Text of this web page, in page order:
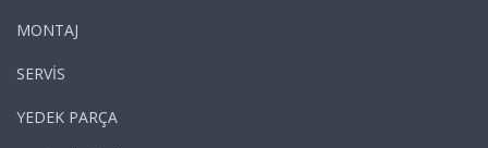
MONTAJ
SERVİS
YEDEK PARÇA